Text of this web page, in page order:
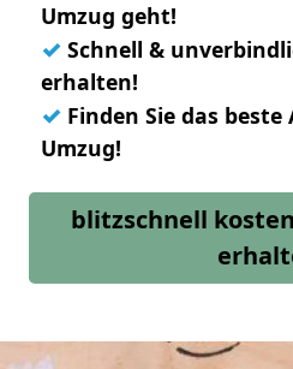
Umzug geht!
✓ Schnell &
erhalten!
✓ Finden Sie das
Umzug!
blitzschnell